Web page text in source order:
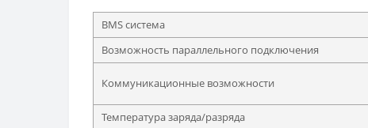
BMS система
Возможность параллельного подключения
Коммуникационные возможности
Температура заряда/разряда